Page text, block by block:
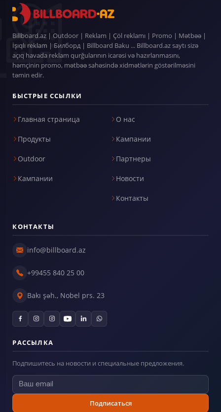
Billboard.az | Outdoor | Reklam | Çöl reklamı | Promo | Mətbəə |
İşıqlı reklam | Билборд | Billboard Baku ... Billboard.az saytı sizə
açıq havada reklam qurğularının icarəsi və hazırlanmasını,
həmçinin promo, mətbəə sahəsində xidmətlərin göstərilməsini
təmin edir.
БЫСТРЫЕ ССЫЛКИ
Главная страница
Продукты
Outdoor
Кампании
О нас
Кампании
Партнеры
Новости
Контакты
КОНТАКТЫ
info@billboard.az
+99455 840 25 00
Bakı şəh., Nobel prs. 23
РАССЫЛКА
Подпишитесь на новости и специальные предложения.
Подписаться